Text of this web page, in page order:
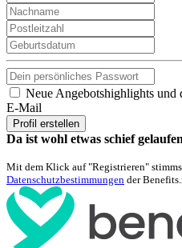
Neue Angebotshighlights und
E-Mail
Profil erstellen
Da ist wohl etwas schief
Mit dem Klick auf "Registrieren"
Datenschutzbestimmungen der